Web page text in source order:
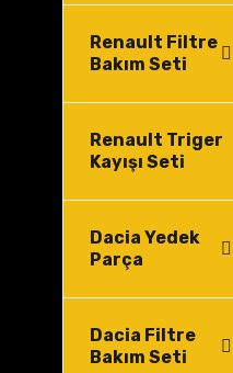
Renault Filtre
Bakım Seti
Renault Triger
Kayışı Seti
Dacia Yedek
Parça
Dacia Filtre
Bakım Seti